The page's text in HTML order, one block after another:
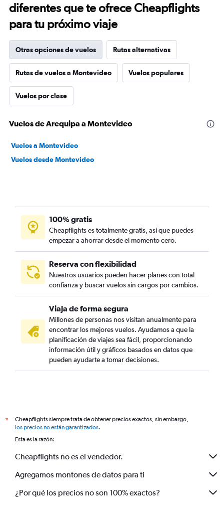
diferentes que te ofrece Cheapflights
para tu próximo viaje
Otras opciones de vuelos Rutas alternativas
Rutas de vuelos a Montevideo Vuelos populares
Vuelos por clase
Vuelos de Arequipa a Montevideo
Vuelos a Montevideo
Vuelos desde Montevideo
100% gratis
Cheapflights es totalmente gratis, así que puedes
empezar a ahorrar desde el momento cero.
Reserva con flexibilidad
Nuestros usuarios pueden hacer planes con total
confianza y buscar vuelos sin cargos por cambios.
Viaja de forma segura
Millones de personas nos visitan anualmente para
encontrar los mejores vuelos. Ayudamos a que la
planificación de viajes sea fácil, proporcionando
información útil y gráficos basados en datos que
pueden ayudarte a tomar decisiones.
*
Cheapflights siempre trata de obtener precios exactos, sin embargo,
los precios no están garantizados.
Esta es la razón:
Cheapflights no es el vendedor.
Agregamos montones de datos para ti
¿Por qué los precios no son 100% exactos?